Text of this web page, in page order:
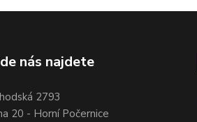
nás najdete
2793
20 - Horní Počernice